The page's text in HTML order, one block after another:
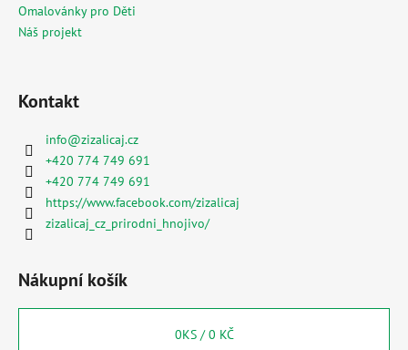
Omalovánky pro Děti
Náš projekt
Kontakt
info@zizalicaj.cz
+420 774 749 691
+420 774 749 691
https://www.facebook.com/zizalicaj
zizalicaj_cz_prirodni_hnojivo/
Nákupní košík
0KS /0 KČ